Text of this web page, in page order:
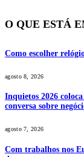
O QUE ESTÁ
Como escolher
agosto 8, 2026
Inquietos 2026
conversa sobre
agosto 7, 2026
Com trabalhos nos